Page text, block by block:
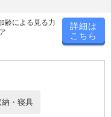
齢による見る力
詳細は
こちら
・寝具